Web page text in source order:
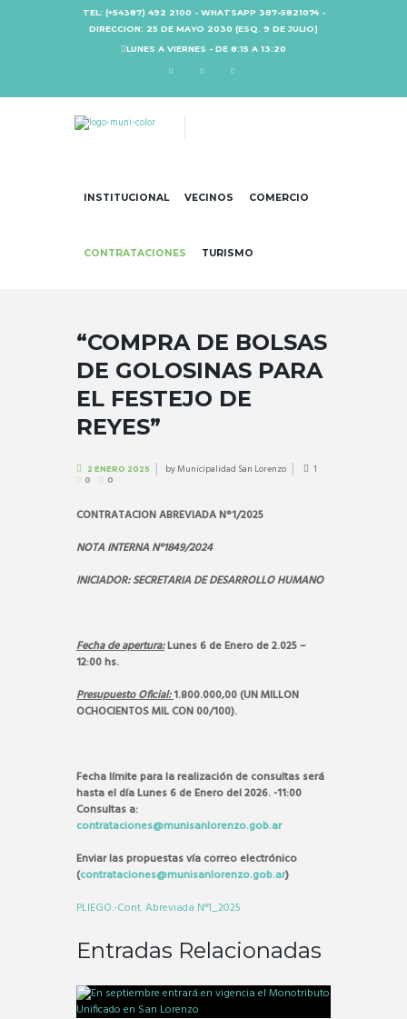
TEL: (+54387) 492 2100 - WHATSAPP 387-5821074 -
DIRECCION: 25 DE MAYO 2030 (ESQ. 9 DE JULIO)
LUNES A VIERNES - DE 8:15 A 13:20
INSTITUCIONAL VECINOS COMERCIO
CONTRATACIONES TURISMO
“COMPRA DE BOLSAS
DE GOLOSINAS PARA
EL FESTEJO DE
REYES”
2 ENERO 2025 byMunicipalidad San Lorenzo 1
0 0
CONTRATACION ABREVIADA N°1/2025
NOTA INTERNA N°1849/2024
INICIADOR: SECRETARIA DE DESARROLLO HUMANO
Fecha de apertura:Lunes 6 de Enero de 2.025 –
12:00 hs.
Presupuesto Oficial:1.800.000,00 (UN MILLON
OCHOCIENTOS MIL CON 00/100).
Fecha límite para la realización de consultas será
hasta el día Lunes 6 de Enero del 2026. -11:00
Consultas a:
contrataciones@munisanlorenzo.gob.ar
Enviar las propuestas vía correo electrónico
(contrataciones@munisanlorenzo.gob.ar)
PLIEGO.-Cont. Abreviada N°1_2025
Entradas Relacionadas